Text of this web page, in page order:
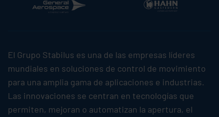
El Grupo Stabilus es una de las empresas líderes
mundiales en soluciones de control de movimiento
para una amplia gama de aplicaciones e industrias.
Las innovaciones se centran en tecnologías que
permiten, mejoran o automatizan la apertura, el